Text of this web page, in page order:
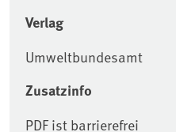
Verlag
Umweltbundesamt
Zusatzinfo
PDF ist barrierefrei